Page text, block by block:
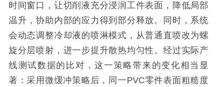
时间窗口，让切削液充分浸润工件表面，降低局部
温升，协助内部的应力得到部分释放。同时，系统
会动态调整冷却液的喷淋模式，从普通直喷改为螺
旋分层喷射，进一步提升散热均匀性。经过实际产
线测试数据的比对，这一策略带来的变化相当显
著：采用微缓冲策略后，同一PVC零件表面粗糙度